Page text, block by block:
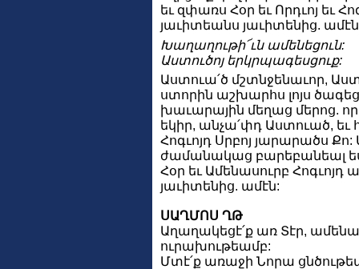
եւ զփառս Հօր եւ Որդւոյ եւ
յաւիտեանս յաւիտենից.
Խաղաղութի՜ւն ամենեցուն:
Աստուծոյ երկրպագեսցուք:
Աստուա՛ծ մշտնջենաւոր,
ստորին աշխարհս լոյս
խաւարային մեղաց մերոց.
եկիր, անչա՛փդ Աստուած, եւ
Հոգւոյդ Սրբոյ յարարածս Քո:
ժամանակաց բարեբանեալ
Հօր եւ Ամենասուրբ Հոգւոյդ
յաւիտենից. ամէն:
ՍԱՂՄՈՍ ՂԹ
Աղաղակեցէ՛ք առ Տէր,
ուրախութեամբ:
Մտէ՛ք առաջի Նորա